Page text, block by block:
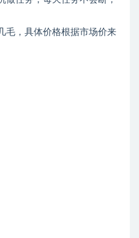
毛，具体价格根据市场价来